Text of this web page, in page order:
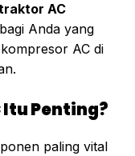
AC
Anda yang
AC di
Itu Penting?
paling vital